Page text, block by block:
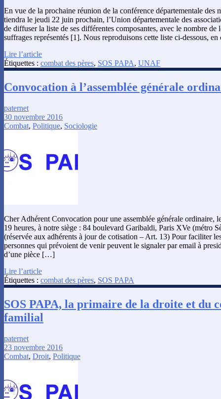
En vue de la prochaine réunion de la conférence départementale des
tiendra le jeudi 22 juin prochain, l’Union départementale des
de diffuser la liste de ses différentes composantes, avec le nombre de
suffrages représentés [1]. Nous reproduisons cette liste ci-dessous,
Lire l’article
Étiquettes : combat des pères, SOS PAPA, UNAF
Convocation à l’assemblée générale
paternet
30 novembre 2016
Combat, Politique, Sociologie
Cher Adhérent Convocation pour une assemblée générale ordinaire,
19 heures, à notre siège : 84 boulevard Garibaldi, Paris XVe (métro
(réservée aux adhérents à jour de cotisation – Art. 13) Pour faciliter
personnes qui prévoient de venir peuvent le signaler par email à
d’une pièce […]
Lire l’article
Étiquettes : combat des pères, SOS PAPA
SOS PAPA, la primaire de la droite et du
familial
paternet
23 novembre 2016
Combat, Droit, Politique